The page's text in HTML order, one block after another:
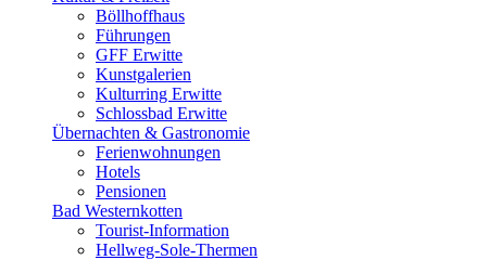
Böllhoffhaus
Führungen
GFF Erwitte
Kunstgalerien
Kulturring Erwitte
Schlossbad Erwitte
Übernachten & Gastronomie
Ferienwohnungen
Hotels
Pensionen
Bad Westernkotten
Tourist-Information
Hellweg-Sole-Thermen